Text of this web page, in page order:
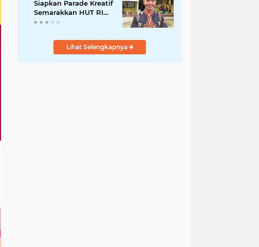
Siapkan Parade Kreatif
Semarakkan HUT RI
ke-81, Pendaftaran
Dibuka
Lihat Selengkapnya